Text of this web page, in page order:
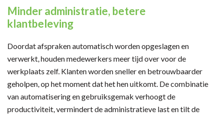
Minder administratie, betere
klantbeleving
Doordat afspraken automatisch worden opgeslagen en
verwerkt, houden medewerkers meer tijd over voor de
werkplaats zelf. Klanten worden sneller en betrouwbaarder
geholpen, op het moment dat het hen uitkomt. De combinatie
van automatisering en gebruiksgemak verhoogt de
productiviteit, vermindert de administratieve last en tilt de